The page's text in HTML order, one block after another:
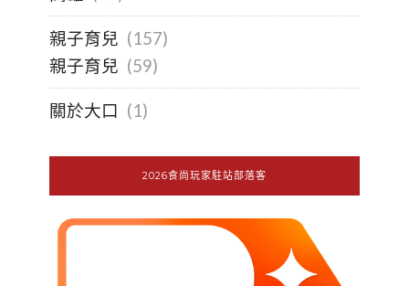
親子育兒 (157)
親子育兒 (59)
關於大口 (1)
2026食尚玩家駐站部落客